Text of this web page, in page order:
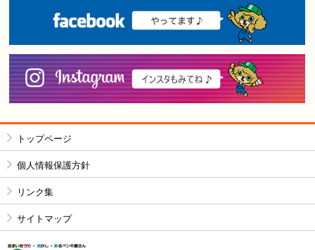
トップページ
個人情報保護方針
リンク集
サイトマップ